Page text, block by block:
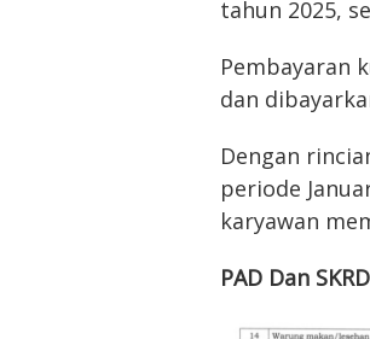
tahun 2025,
Pembayaran
dan
Dengan
periode
karyawan
PAD Dan